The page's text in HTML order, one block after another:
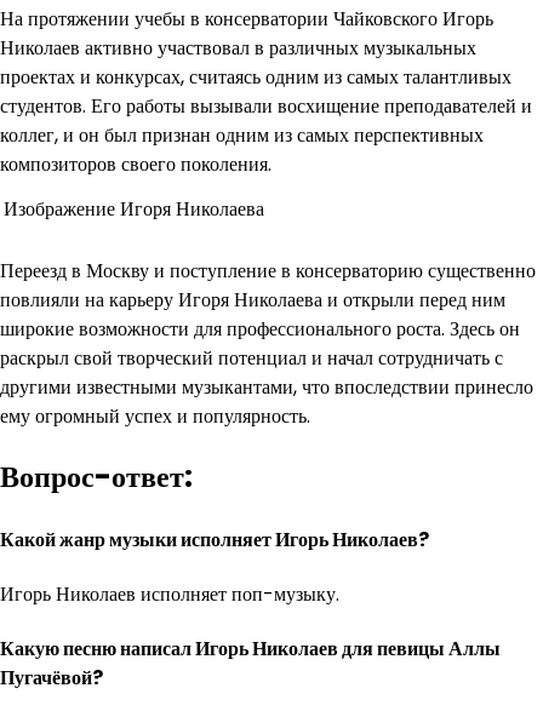
На протяжении учебы в консерватории Чайковского Игорь
Николаев активно участвовал в различных музыкальных
проектах и конкурсах, считаясь одним из самых талантливых
студентов. Его работы вызывали восхищение преподавателей и
коллег, и он был признан одним из самых перспективных
композиторов своего поколения.
Изображение Игоря Николаева
Переезд в Москву и поступление в консерваторию существенно
повлияли на карьеру Игоря Николаева и открыли перед ним
широкие возможности для профессионального роста. Здесь он
раскрыл свой творческий потенциал и начал сотрудничать с
другими известными музыкантами, что впоследствии принесло
ему огромный успех и популярность.
Вопрос-ответ:
Какой жанр музыки исполняет Игорь Николаев?
Игорь Николаев исполняет поп-музыку.
Какую песню написал Игорь Николаев для певицы Аллы
Пугачёвой?